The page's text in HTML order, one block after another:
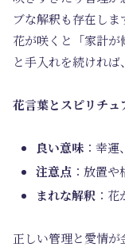
ブな解釈も存在しま
花が咲くと「家計
と手入れを続ければ
花言葉とスピリチュ
良い意味 ：幸
注意点 ：放置
まれな解釈 ：
正しい管理と愛情が